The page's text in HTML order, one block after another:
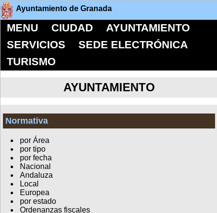
Ayuntamiento de Granada
MENU CIUDAD
AYUNTAMIENTO
SERVICIOS
SEDE ELECTRÓNICA
TURISMO
AYUNTAMIENTO
Normativa
por Área
por tipo
por fecha
Nacional
Andaluza
Local
Europea
por estado
Ordenanzas fiscales